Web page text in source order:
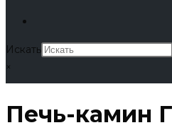
Искать
×
Печь-камин